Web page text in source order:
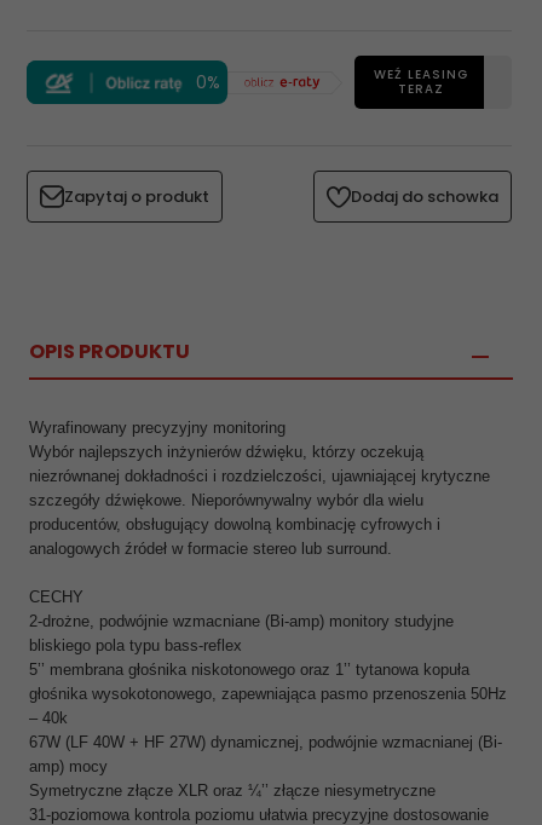
0%
WEŹ LEASING
TERAZ
Zapytaj o produkt Dodaj do schowka
OPIS PRODUKTU
Wyrafinowany precyzyjny monitoring
Wybór najlepszych inżynierów dźwięku, którzy oczekują
niezrównanej dokładności i rozdzielczości, ujawniającej krytyczne
szczegóły dźwiękowe. Nieporównywalny wybór dla wielu
producentów, obsługujący dowolną kombinację cyfrowych i
analogowych źródeł w formacie stereo lub surround.
CECHY
2-drożne, podwójnie wzmacniane (Bi-amp) monitory studyjne
bliskiego pola typu bass-reflex
5’’ membrana głośnika niskotonowego oraz 1’’ tytanowa kopuła
głośnika wysokotonowego, zapewniająca pasmo przenoszenia 50Hz
– 40k
67W (LF 40W + HF 27W) dynamicznej, podwójnie wzmacnianej (Bi-
amp) mocy
Symetryczne złącze XLR oraz ¼’’ złącze niesymetryczne
31-poziomowa kontrola poziomu ułatwia precyzyjne dostosowanie